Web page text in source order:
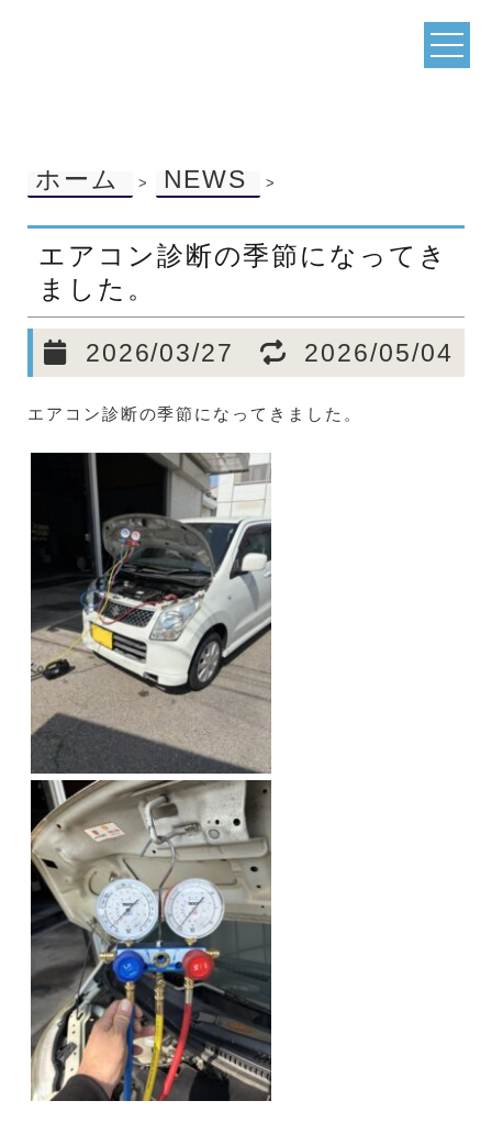
ホーム > NEWS >
エアコン診断の季節になってき
ました。
2026/03/27 2026/05/04
エアコン診断の季節になってきました。